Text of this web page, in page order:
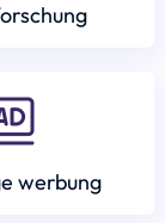
werbung